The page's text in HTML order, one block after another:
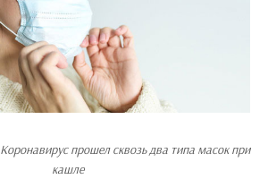
Коронавирус прошел сквозь два типа масок при
кашле